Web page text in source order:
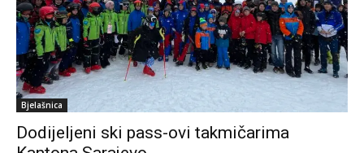
Bjelašnica
Dodijeljeni ski pass-ovi takmičarima